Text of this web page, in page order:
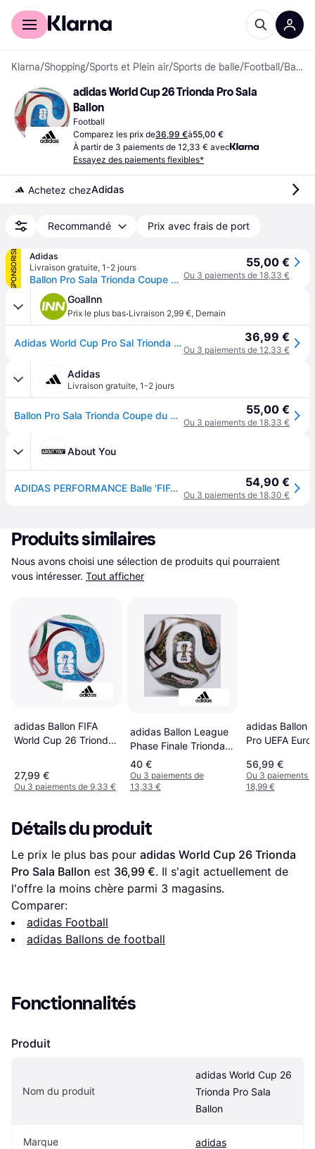
Acheter avec Klarna
Klarna/Shopping/Sports et Plein air/Sports de balle/Football / Ballons de football
adidas World Cup 26 Trionda Pro Sala
Ballon
Football
Comparez les prix de36,99 €à55,00 €
À partir de 3 paiements de 12,33 € avec
Essayez des paiements flexibles*
Achetez chezAdidas
Recommandé Prix avec frais de port
SPONSORISÉ
Adidas
Livraison gratuite, 1-2 jours
Ballon Pro Sala Trionda Coupe du Monde de la FIFA 26™
55,00 €
Ou 3 paiements de 18,33 €
GoalInn
Prix le plus bas·Livraison 2,99 €, Demain
Adidas World Cup Pro Sal Trionda Football Ball Multicolore 36,99 €
Ou 3 paiements de 12,33 €
Adidas
Livraison gratuite, 1-2 jours
Ballon Pro Sala Trionda Coupe du Monde de la FIFA 26™ 55,00 €
Ou 3 paiements de 18,33 €
About You
ADIDAS PERFORMANCE Balle 'FIFA World Cup 26™ Trionda Pro Sala' bleu roi / vert / rouge / blanc 54,90 €
Ou 3 paiements de 18,30 €
Produits similaires
Nous avons choisi une sélection de produits qui pourraient
vous intéresser. Tout afficher
adidas Ballon FIFA
World Cup 26 Trionda
27,99 €
Ou 3 paiements de 9,33 €
adidas Ballon League
Phase Finale Trionda
Coupe Blanc
40 €
Ou 3 paiements de
13,33 €
adidas Ballon
Pro UEFA
56,99 €
Ou 3 paiements
18,99 €
Détails du produit
Le prix le plus bas pour adidas World Cup 26 Trionda
Pro Sala Ballon est 36,99 €. Il s'agit actuellement de
l'offre la moins chère parmi 3 magasins.
Comparer:
adidas Football
adidas Ballons de football
Fonctionnalités
Produit
Nom du produit
adidas World Cup 26
Trionda Pro Sala
Ballon
Marque adidas